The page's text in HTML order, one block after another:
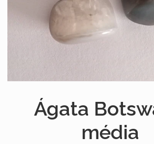
Ágata
média